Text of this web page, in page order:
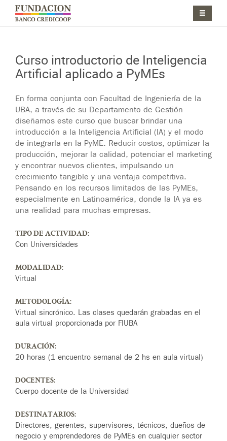
Pasar al contenido principal
Jump to main content
Curso introductorio de Inteligencia
Artificial aplicado a PyMEs
Jump to main content
En forma conjunta con Facultad de Ingeniería de la
UBA, a través de su Departamento de Gestión
diseñamos este curso que buscar brindar una
introducción a la Inteligencia Artificial (IA) y el modo
de integrarla en la PyME. Reducir costos, optimizar la
producción, mejorar la calidad, potenciar el marketing
y encontrar nuevos clientes, impulsando un
crecimiento tangible y una ventaja competitiva.
Pensando en los recursos limitados de las PyMEs,
especialmente en Latinoamérica, donde la IA ya es
una realidad para muchas empresas.
TIPO DE ACTIVIDAD:
Con Universidades
MODALIDAD:
Virtual
METODOLOGÍA:
Virtual sincrónico. Las clases quedarán grabadas en el
aula virtual proporcionada por FIUBA
DURACIÓN:
20 horas (1 encuentro semanal de 2 hs en aula virtual)
DOCENTES:
Cuerpo docente de la Universidad
DESTINATARIOS:
Directores, gerentes, supervisores, técnicos, dueños de
negocio y emprendedores de PyMEs en cualquier sector